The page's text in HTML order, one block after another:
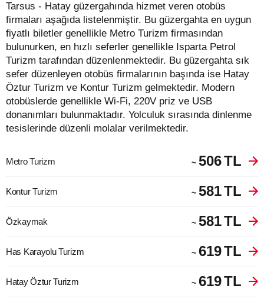
Tarsus - Hatay güzergahında hizmet veren otobüs
firmaları aşağıda listelenmiştir. Bu güzergahta en uygun
fiyatlı biletler genellikle Metro Turizm firmasından
bulunurken, en hızlı seferler genellikle Isparta Petrol
Turizm tarafından düzenlenmektedir. Bu güzergahta sık
sefer düzenleyen otobüs firmalarının başında ise Hatay
Öztur Turizm ve Kontur Turizm gelmektedir. Modern
otobüslerde genellikle Wi-Fi, 220V priz ve USB
donanımları bulunmaktadır. Yolculuk sırasında dinlenme
tesislerinde düzenli molalar verilmektedir.
Metro Turizm ~ 506TL
Kontur Turizm ~ 581TL
Özkaymak ~ 581TL
Has Karayolu Turizm ~ 619TL
Hatay Öztur Turizm ~ 619TL